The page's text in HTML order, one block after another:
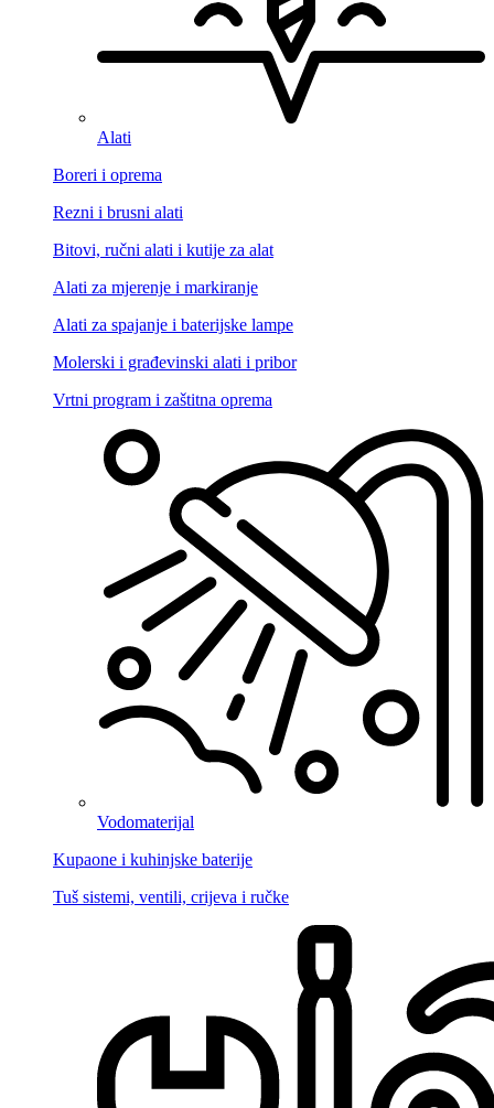
Alati
Boreri i oprema
Rezni i brusni alati
Bitovi, ručni alati i kutije za alat
Alati za mjerenje i markiranje
Alati za spajanje i baterijske lampe
Molerski i građevinski alati i pribor
Vrtni program i zaštitna oprema
Vodomaterijal
Kupaone i kuhinjske baterije
Tuš sistemi, ventili, crijeva i ručke